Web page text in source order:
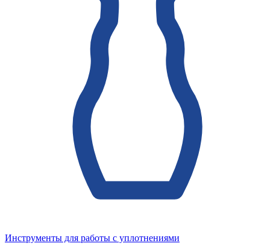
Инструменты для работы с уплотнениями